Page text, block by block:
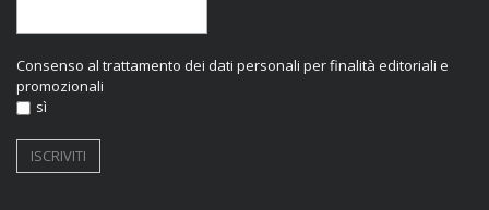
Consenso al trattamento dei dati personali per finalità editoriali e
promozionali
sì